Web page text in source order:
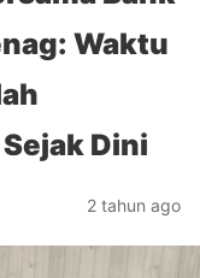
Waktu
Dini
2 tahun ago